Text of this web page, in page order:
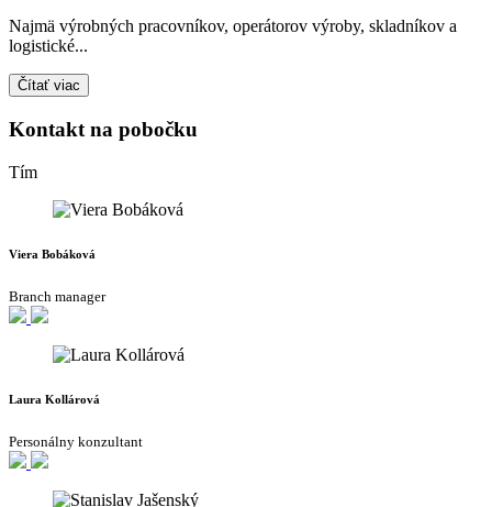
Najmä výrobných pracovníkov, operátorov výroby, skladníkov a
logistické...
Čítať viac
Kontakt na pobočku
Tím
Viera Bobáková
Branch manager
Laura Kollárová
Personálny konzultant